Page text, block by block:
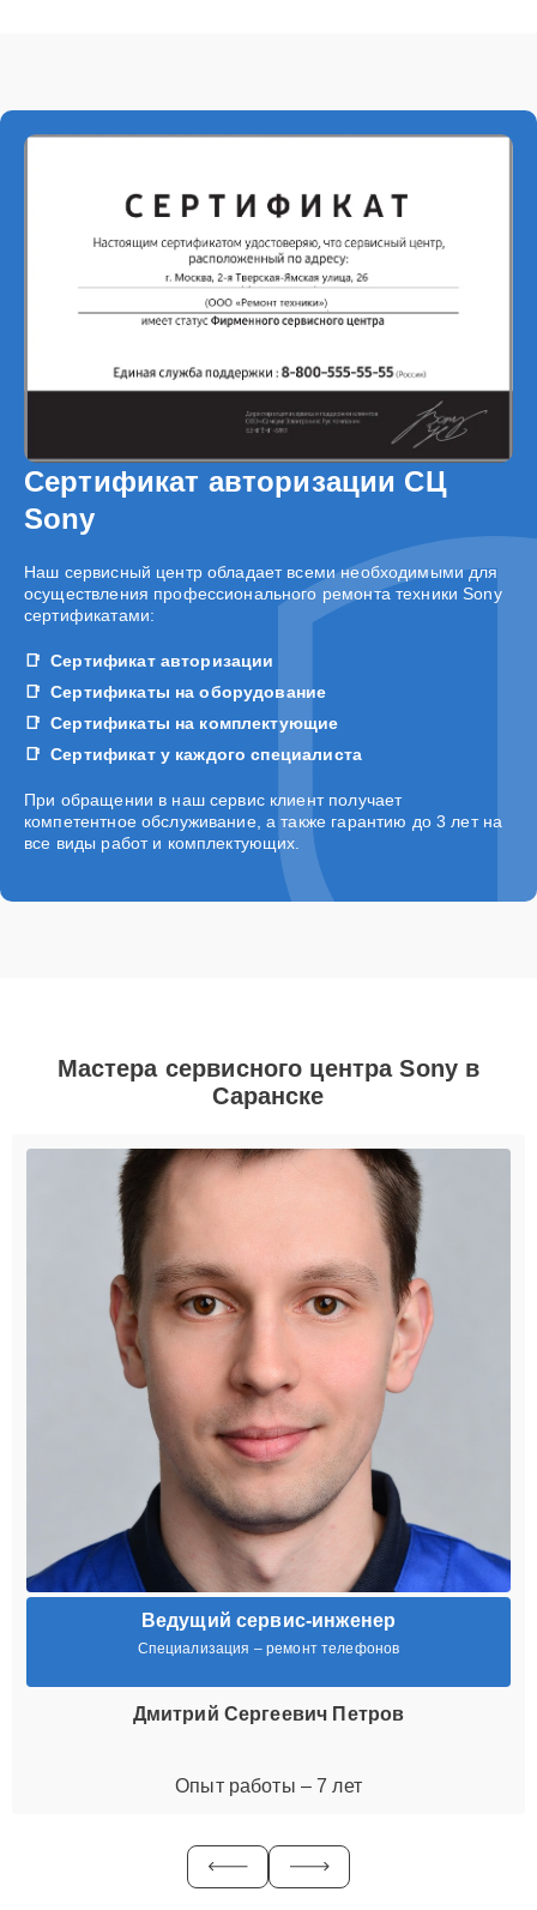
Сертификат авторизации СЦ
Sony
Наш сервисный центр обладает всеми необходимыми для
осуществления профессионального ремонта техники Sony
сертификатами:
Сертификат авторизации
Сертификаты на оборудование
Сертификаты на комплектующие
Сертификат у каждого специалиста
При обращении в наш сервис клиент получает
компетентное обслуживание, а также гарантию до 3 лет на
все виды работ и комплектующих.
Мастера сервисного центра Sony в
Саранске
Ведущий сервис-инженер
Специализация – ремонт телефонов
Дмитрий Сергеевич Петров
Опыт работы – 7 лет